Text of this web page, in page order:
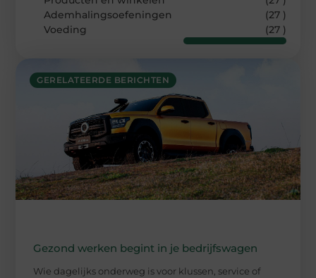
GERELATEERDE BERICHTEN
Gezond werken begint in je bedrijfswagen
Wie dagelijks onderweg is voor klussen, service of
Ademhalingsoefeningen
(27 )
Voeding
(27 )